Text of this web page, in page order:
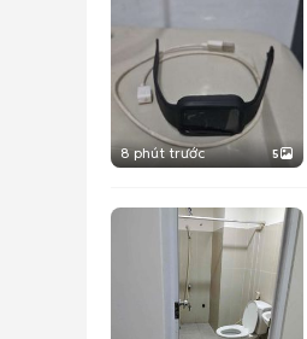
8 phút trước 5